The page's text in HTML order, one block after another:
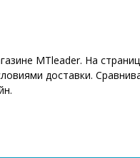
MTleader. На
доставки.